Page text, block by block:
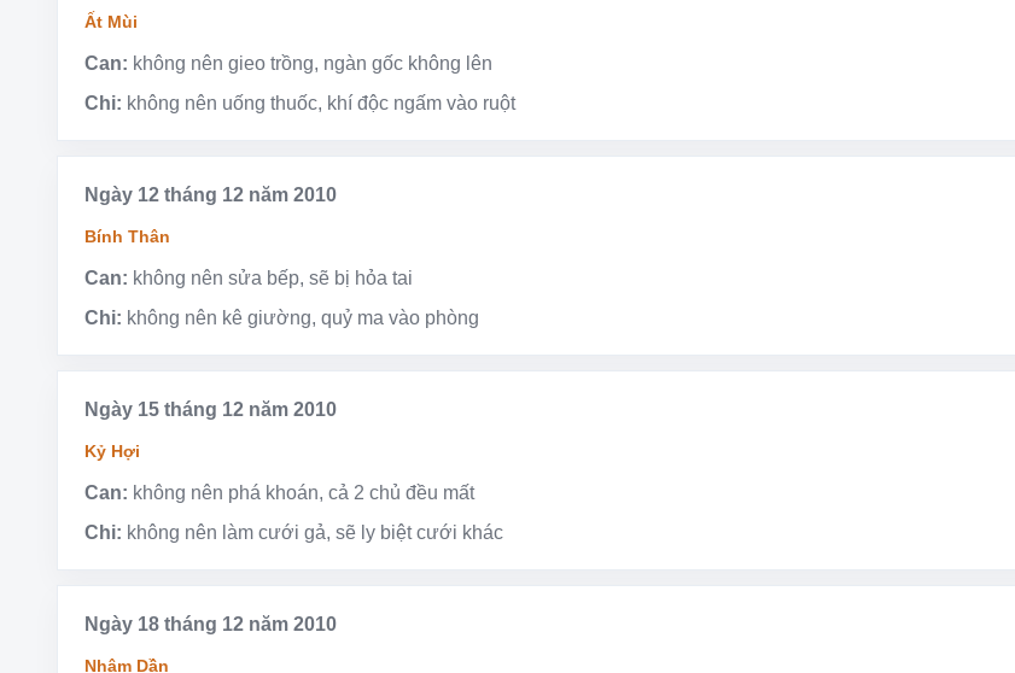
Ất Mùi
Can: không nên gieo trồng, ngàn gốc không lên
Chi: không nên uống thuốc, khí độc ngấm vào ruột
Ngày 12 tháng 12 năm 2010
Bính Thân
Can: không nên sửa bếp, sẽ bị hỏa tai
Chi: không nên kê giường, quỷ ma vào phòng
Ngày 15 tháng 12 năm 2010
Kỷ Hợi
Can: không nên phá khoán, cả 2 chủ đều mất
Chi: không nên làm cưới gả, sẽ ly biệt cưới khác
Ngày 18 tháng 12 năm 2010
Nhâm Dần